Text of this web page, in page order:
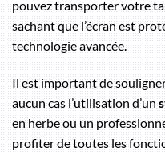
pouvez transporter votre
sachant que l’écran est
technologie avancée.
Il est important de
aucun cas l’utilisation d’un
en herbe ou un
profiter de toutes les